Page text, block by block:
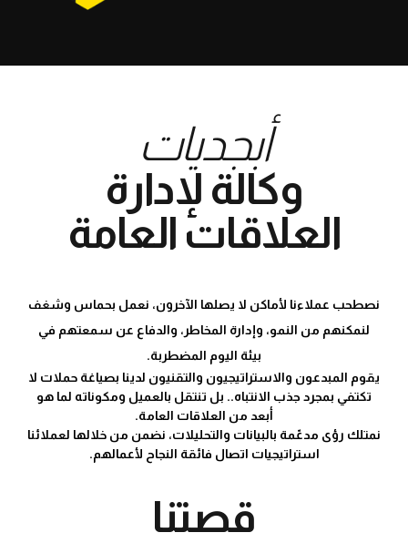
أبجديات
وكالة لإدارة
العلاقات العامة
نصطحب عملاءنا لأماكن لا يصلها الآخرون، نعمل بحماس وشغف
لنمكنهم من النمو، وإدارة المخاطر، والدفاع عن سمعتهم في
بيئة اليوم المضطربة.
يقوم المبدعون والاستراتيجيون والتقنيون لدينا بصياغة حملات لا
تكتفي بمجرد جذب الانتباه.. بل تنتقل بالعميل ومكوناته لما هو
أبعد من العلاقات العامة.
نمتلك رؤى مدعّمة بالبيانات والتحليلات، نضمن من خلالها لعملائنا
استراتيجيات اتصال فائقة النجاح لأعمالهم.
قصتنا